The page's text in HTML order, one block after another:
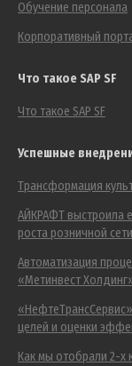
Обучение персонала
Корпоративный
Что такое SAP SF
Что такое SAP SF
Успешные
Трансформация
АЙКРАФТ выстроила
роста розничной сети
Автоматизация
«Метинвест
целей и оценки
Как мы отобрали 2-х